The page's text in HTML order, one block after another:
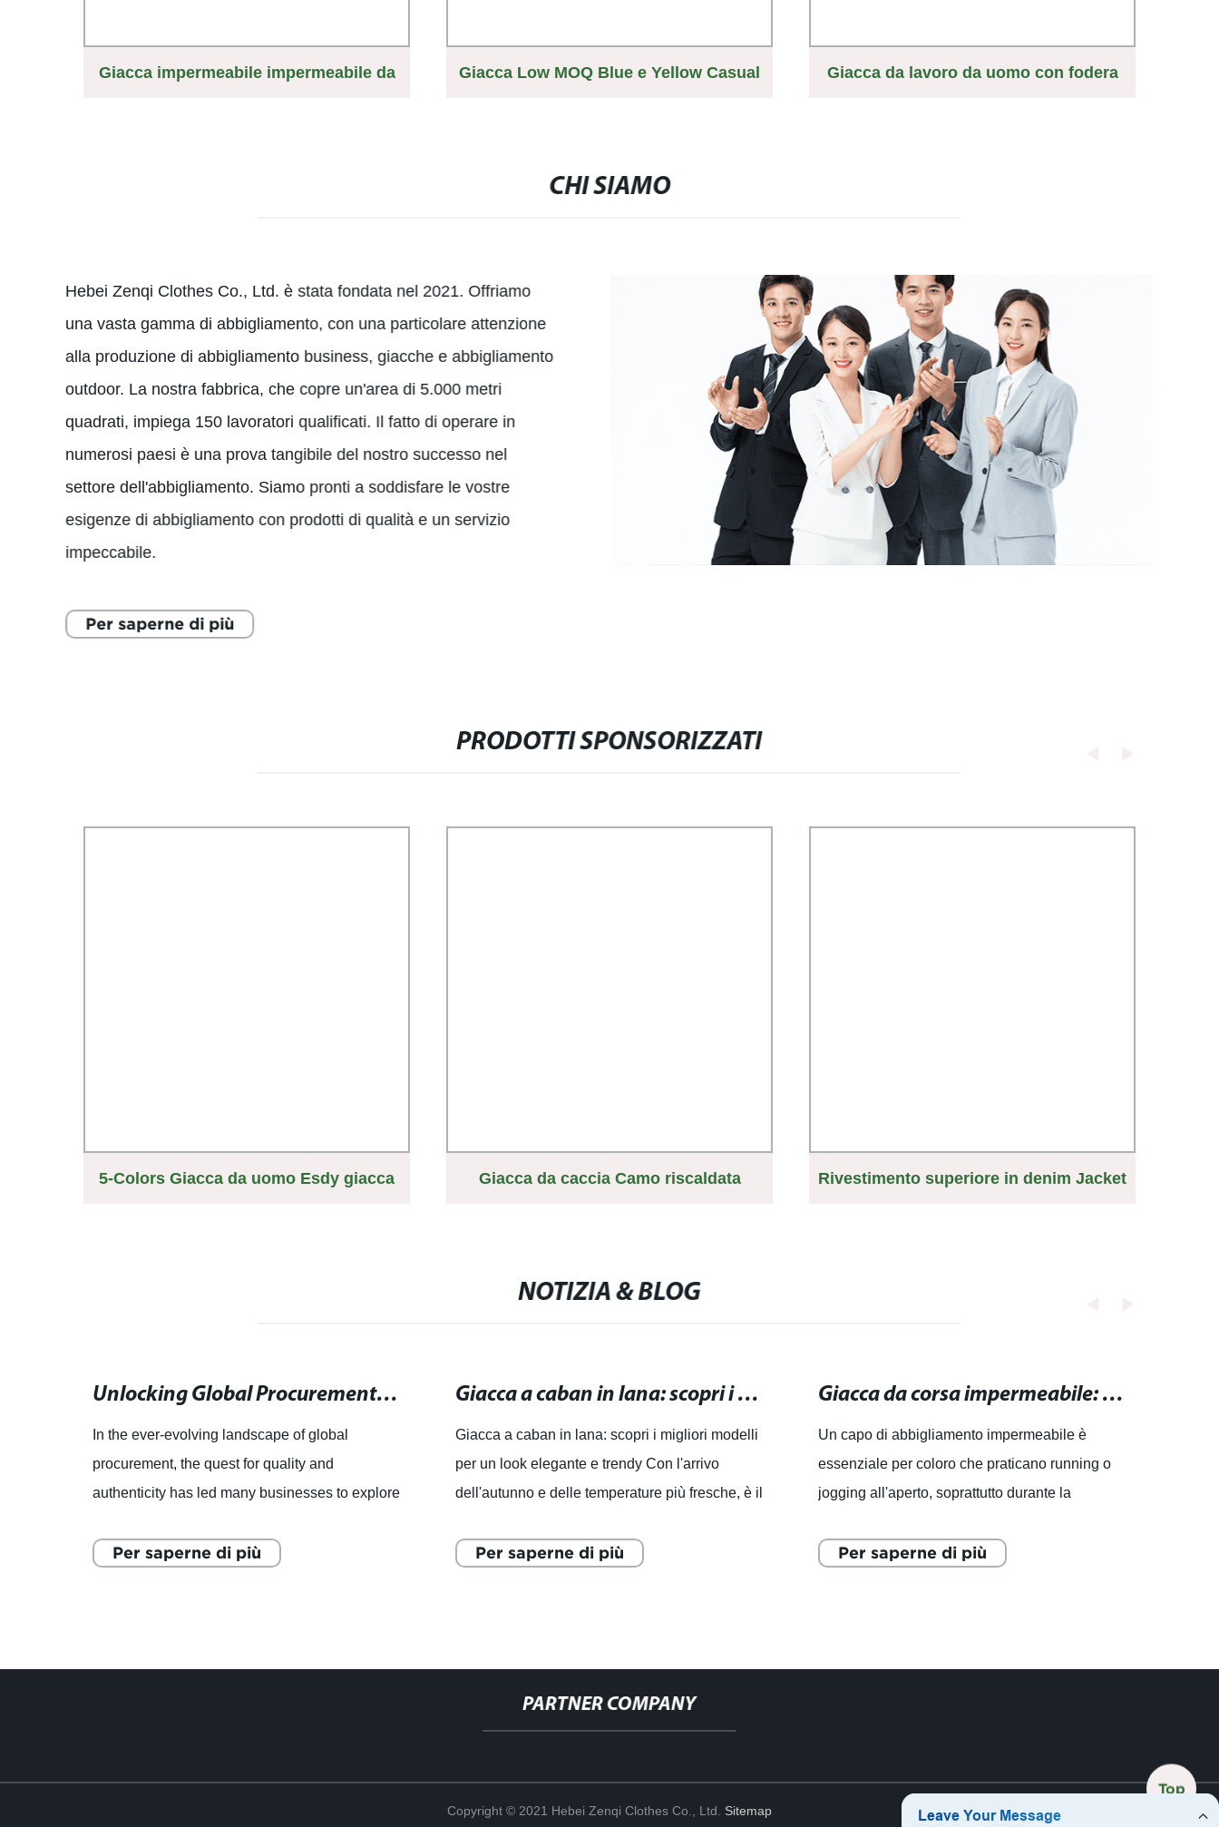
Giacca impermeabile impermeabile da Giacca Low MOQ Blue e Yellow Casual
uomo stile retro
Giacca da lavoro da uomo con fodera
CHI SIAMO
Hebei Zenqi Clothes Co., Ltd. è stata fondata nel 2021. Offriamo
una vasta gamma di abbigliamento, con una particolare attenzione
alla produzione di abbigliamento business, giacche e abbigliamento
outdoor. La nostra fabbrica, che copre un'area di 5.000 metri
quadrati, impiega 150 lavoratori qualificati. Il fatto di operare in
numerosi paesi è una prova tangibile del nostro successo nel
settore dell'abbigliamento. Siamo pronti a soddisfare le vostre
esigenze di abbigliamento con prodotti di qualità e un servizio
impeccabile.
Per saperne di più
PRODOTTI SPONSORIZZATI
5-Colors Giacca da uomo Esdy giacca Giacca da caccia Camo riscaldata
impermeabile e antivento
Rivestimento superiore in denim Jacket
NOTIZIA & BLOG
Unlocking Global Procurement: Discover China's Finest PKU Food Products
In the ever-evolving landscape of global
procurement, the quest for quality and
authenticity has led many businesses to explore
Per saperne di più
Giacca a caban in lana: scopri i migliori modelli per un look elegante e trendy
Giacca a caban in lana: scopri i migliori modelli
per un look elegante e trendy Con l'arrivo
dell'autunno e delle temperature più fresche, è il
caldi ePer saperne di più
Giacca da corsa impermeabile: resistente all'acqua e ideale per correre sotto la pioggia
Un capo di abbigliamento impermeabile è
essenziale per coloro che praticano running o
jogging all'aperto, soprattutto durante la
affermata nel settore d
Per saperne di più
PARTNER COMPANY
Copyright © 2021 Hebei Zenqi Clothes Co., Ltd. Sitemap
Top